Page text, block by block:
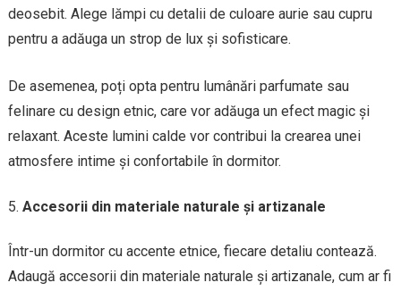
deosebit. Alege lămpi cu detalii de culoare aurie sau cupru
pentru a adăuga un strop de lux și sofisticare.
De asemenea, poți opta pentru lumânări parfumate sau
felinare cu design etnic, care vor adăuga un efect magic și
relaxant. Aceste lumini calde vor contribui la crearea unei
atmosfere intime și confortabile în dormitor.
Accesorii din materiale naturale și artizanale
Într-un dormitor cu accente etnice, fiecare detaliu contează.
Adaugă accesorii din materiale naturale și artizanale, cum ar fi